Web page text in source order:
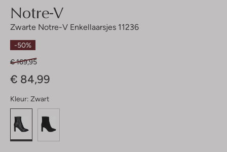
Notre-V
Zwarte Notre-V Enkellaarsjes 11236
-50%
€ 169,95
€ 84,99
Kleur: Zwart